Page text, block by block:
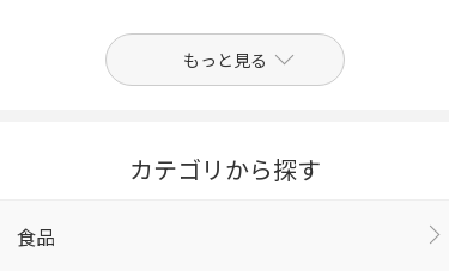
もっと見る
カテゴリから探す
食品